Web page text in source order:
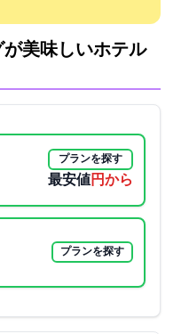
美味しいホテル:
プランを探す
最安値3000円から
プランを探す